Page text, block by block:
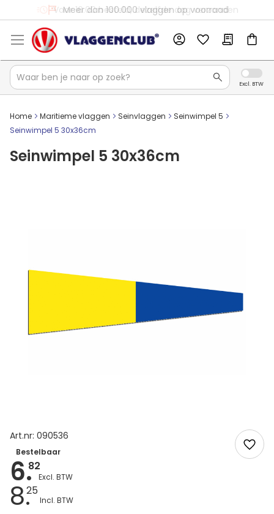
Meer dan 100.000 vlaggen op voorraad
Voor 16:00 besteld, dezelfde dag verzonden
Home Maritieme vlaggen Seinvlaggen
Seinwimpel 5
Seinwimpel 5 30x36cm
Seinwimpel 5 30x36cm
Art.nr: 090536
Bestelbaar
6.82
8.25